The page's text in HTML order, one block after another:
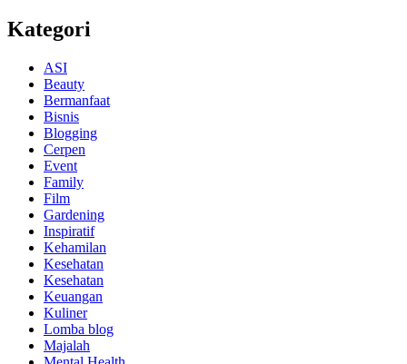
Kategori
ASI
Beauty
Bermanfaat
Bisnis
Blogging
Cerpen
Event
Family
Film
Gardening
Inspiratif
Kehamilan
Kesehatan
Kesehatan
Keuangan
Kuliner
Lomba blog
Majalah